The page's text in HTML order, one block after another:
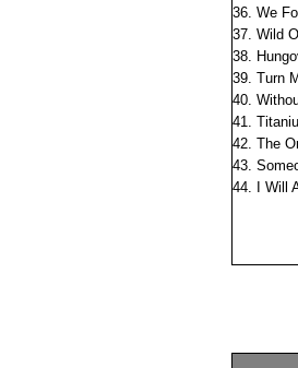
36. We
37. Wild
38.
39. Turn
40.
41.
42. The
43.
44. I Will